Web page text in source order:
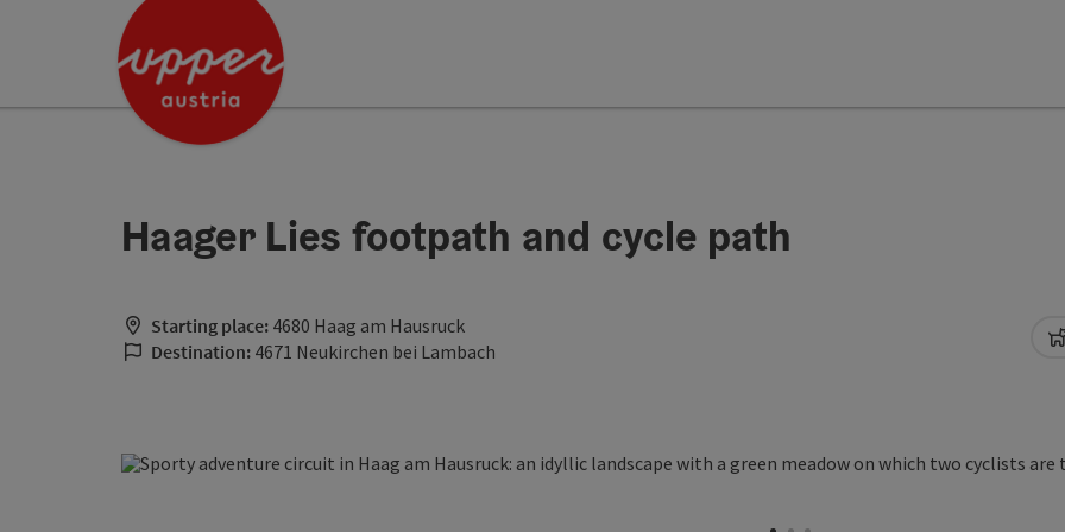
Accesskey
Accesskey
Haager Lies footpath and cycle path
Starting place: 4680 Haag am Hausruck
Destination: 4671 Neukirchen bei Lambach